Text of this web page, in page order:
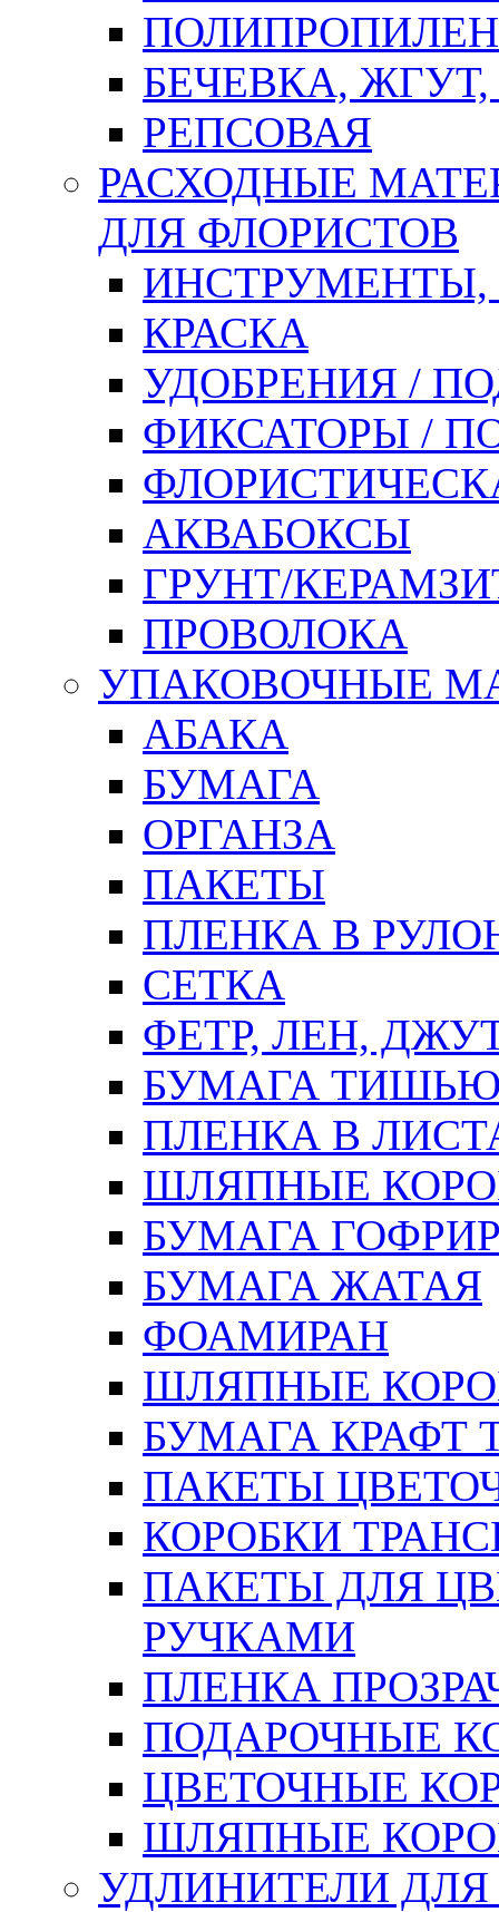
БЕЧЕВКА,
РЕПСОВАЯ
РАСХОДНЫЕ
ДЛЯ ФЛОРИСТОВ
ИНСТРУМЕНТЫ,
КРАСКА
УДОБРЕНИЯ /
ФИКСАТОРЫ /
АКВАБОКСЫ
ГРУНТ/
ПРОВОЛОКА
УПАКОВОЧНЫЕ
АБАКА
БУМАГА
ОРГАНЗА
ПАКЕТЫ
ПЛЕНКА В
СЕТКА
ФЕТР, ЛЕН,
БУМАГА
ПЛЕНКА В
ШЛЯПНЫЕ
БУМАГА
БУМАГА ЖАТАЯ
ФОАМИРАН
ШЛЯПНЫЕ
БУМАГА КРАФТ
ПАКЕТЫ
КОРОБКИ
ПАКЕТЫ ДЛЯ
РУЧКАМИ
ПЛЕНКА
ПОДАРОЧНЫЕ
ЦВЕТОЧНЫЕ
ШЛЯПНЫЕ
УДЛИНИТЕЛИ